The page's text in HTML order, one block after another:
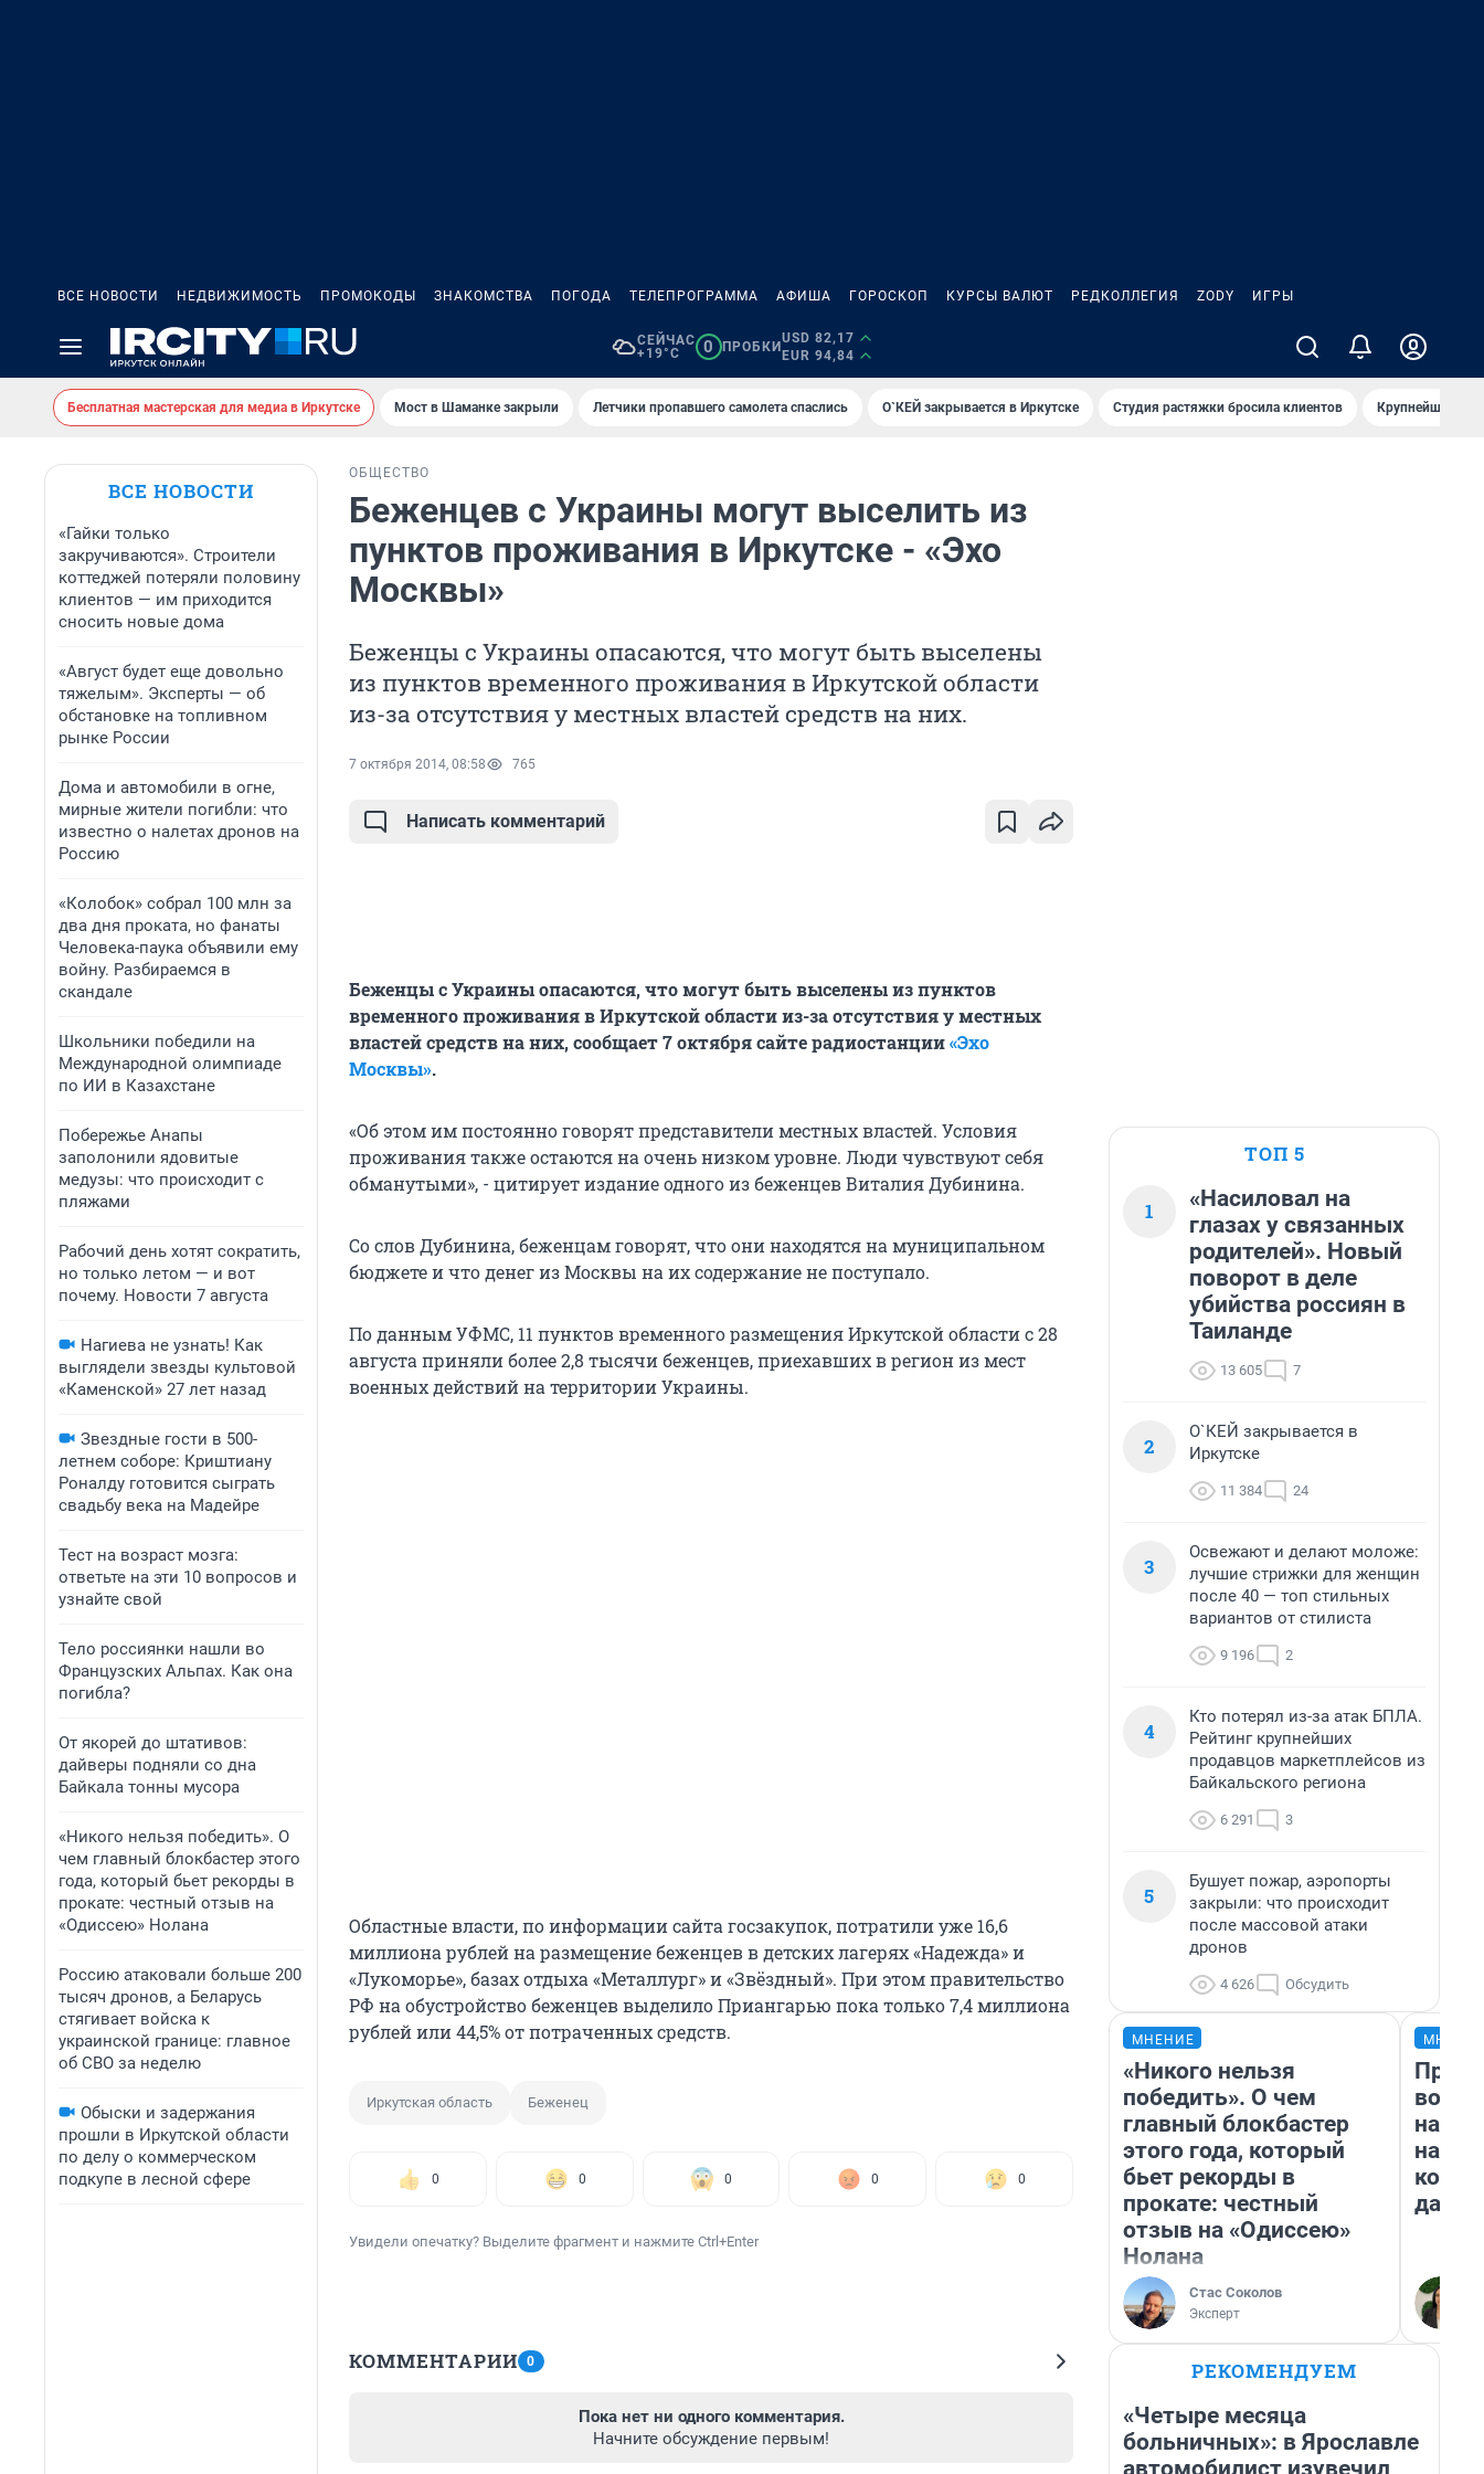
ВСЕ НОВОСТИ НЕДВИЖИМОСТЬ ПРОМОКОДЫ ЗНАКОМСТВА ПОГОДА ТЕЛЕПРОГРАММА АФИША ГОРОСКОП КУРСЫ ВАЛЮТ РЕДКОЛЛЕГИЯ ZODY ИГРЫ
СЕЙЧАС
+19°C
0 ПРОБКИ
USD 82,17
EUR 94,84
Бесплатная мастерская для медиа в Иркутске Мост в Шаманке закрыли Летчики пропавшего самолета спаслись О`КЕЙ закрывается в Иркутске Студия растяжки бросила клиентов Крупнейшие
ВСЕ НОВОСТИ
«Гайки только
закручиваются». Строители
коттеджей потеряли половину
клиентов — им приходится
сносить новые дома
«Август будет еще довольно
тяжелым». Эксперты — об
обстановке на топливном
рынке России
Дома и автомобили в огне,
мирные жители погибли: что
известно о налетах дронов на
Россию
«Колобок» собрал 100 млн за
два дня проката, но фанаты
Человека-паука объявили ему
войну. Разбираемся в
скандале
Школьники победили на
Международной олимпиаде
по ИИ в Казахстане
Побережье Анапы
заполонили ядовитые
медузы: что происходит с
пляжами
Рабочий день хотят сократить,
но только летом — и вот
почему. Новости 7 августа
Нагиева не узнать! Как
выглядели звезды культовой
«Каменской» 27 лет назад
Звездные гости в 500-
летнем соборе: Криштиану
Роналду готовится сыграть
свадьбу века на Мадейре
Тест на возраст мозга:
ответьте на эти 10 вопросов и
узнайте свой
Тело россиянки нашли во
Французских Альпах. Как она
погибла?
От якорей до штативов:
дайверы подняли со дна
Байкала тонны мусора
«Никого нельзя победить». О
чем главный блокбастер этого
года, который бьет рекорды в
прокате: честный отзыв на
«Одиссею» Нолана
Россию атаковали больше 200
тысяч дронов, а Беларусь
стягивает войска к
украинской границе: главное
об СВО за неделю
Обыски и задержания
прошли в Иркутской области
по делу о коммерческом
подкупе в лесной сфере
ОБЩЕСТВО
Беженцев с Украины могут выселить из
пунктов проживания в Иркутске - «Эхо
Москвы»
Беженцы с Украины опасаются, что могут быть выселены
из пунктов временного проживания в Иркутской области
из-за отсутствия у местных властей средств на них.
7 октября 2014, 08:58 765
Написать комментарий
Беженцы с Украины опасаются, что могут быть выселены из пунктов
временного проживания в Иркутской области из-за отсутствия у местных
властей средств на них, сообщает 7 октября сайте радиостанции«Эхо
Москвы».
«Об этом им постоянно говорят представители местных властей. Условия
проживания также остаются на очень низком уровне. Люди чувствуют себя
обманутыми», - цитирует издание одного из беженцев Виталия Дубинина.
Со слов Дубинина, беженцам говорят, что они находятся на муниципальном
бюджете и что денег из Москвы на их содержание не поступало.
По данным УФМС, 11 пунктов временного размещения Иркутской области с 28
августа приняли более 2,8 тысячи беженцев, приехавших в регион из мест
военных действий на территории Украины.
Областные власти, по информации сайта госзакупок, потратили уже 16,6
миллиона рублей на размещение беженцев в детских лагерях «Надежда» и
«Лукоморье», базах отдыха «Металлург» и «Звёздный». При этом правительство
РФ на обустройство беженцев выделило Приангарью пока только 7,4 миллиона
рублей или 44,5% от потраченных средств.
Иркутская область Беженец
0 0 0 0 0
Увидели опечатку? Выделите фрагмент и нажмите Ctrl+Enter
КОММЕНТАРИИ 0
Пока нет ни одного комментария.
Начните обсуждение первым!
ТОП 5
1
«Насиловал на
глазах у связанных
родителей». Новый
поворот в деле
убийства россиян в
Таиланде
13 605 7
2
О`КЕЙ закрывается в
Иркутске
11 384 24
3
Освежают и делают моложе:
лучшие стрижки для женщин
после 40 — топ стильных
вариантов от стилиста
9 196 2
4
Кто потерял из-за атак БПЛА.
Рейтинг крупнейших
продавцов маркетплейсов из
Байкальского региона
6 291 3
5
Бушует пожар, аэропорты
закрыли: что происходит
после массовой атаки
дронов
4 626 Обсудить
МНЕНИЕ
«Никого нельзя
победить». О чем
главный блокбастер
этого года, который
бьет рекорды в
прокате: честный
отзыв на «Одиссею»
Нолана
Стас Соколов
Эксперт
нам
даже
РЕКОМЕНДУЕМ
«Четыре месяца
больничных»: в Ярославле
автомобилист изувечил